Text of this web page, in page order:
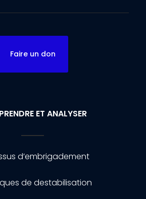
Faire un don
ET ANALYSER
d’embrigadement
de destabilisation